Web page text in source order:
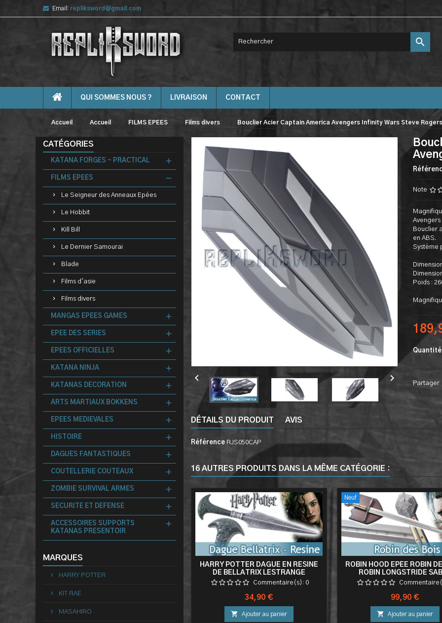
Email: repliksword@gmail.com

QUI SOMMES NOUS ? LIVRAISON CONTACT
Accueil Accueil FILMS EPEES Films divers Bouclier Acier Captain America Avengers Infinity Wars Steve Rogers
CATÉGORIES
KATANA FORGES - PRACTICAL
FILMS EPEES
Le Seigneur des Anneaux Epées
Le Hobbit
Kill Bill
Le Dernier Samourai
Blade
Films d'asie
Films divers
MANGAS EPEES GAMES
EPEE DES SERIES
EPEES OFFICIELLES
KATANA NINJA
KATANAS DECORATION
ARTS MARTIAUX BOKKENS
EPEES MEDIEVALES
HISTOIRE
DAGUES FANTASTIQUES
COUTELLERIE COUTEAUX
ZOMBIE SURVIVAL ARMES
SECURITE ET DEFENSE
ACCESSOIRES SUPPORTS
KATANAS PRESENTOIR
MARQUES
HARRY POTTER
KIT RAE
MASAHIRO
 
Note
Avengers
Bouclier
en ABS.
Système
Poids :
Quantité
Partager
DÉTAILS DU PRODUIT AVIS
Référence RJS050CAP
16 AUTRES PRODUITS DANS LA MÊME CATÉGORIE :
HARRY POTTER DAGUE EN RESINE
DE BELLATRIX LESTRANGE
COUTEAU RESINE DECORATION
Commentaire(s): 0
Prix
34,90 €
 Ajouter au panier
Neuf
ROBIN HOOD EPÉE ROBIN
ROBIN LONGSTRIDE
DECORATION
Prix
99,90 €
 Ajouter au panier